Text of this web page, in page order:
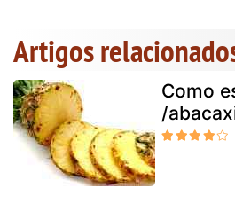
Artigos
Como
/